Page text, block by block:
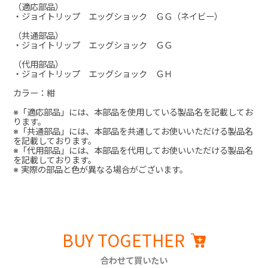
（適応部品）
・ジョイトリップ エッグショック ＧＧ（ネイビー）
（共通部品）
・ジョイトリップ エッグショック ＧＧ
（代用部品）
・ジョイトリップ エッグショック ＧＨ
カラー：紺
※「適応部品」には、本部品を使用している製品名を記載してお
ります。
※「共通部品」には、本部品を共通してお使いいただける製品名
を記載しております。
※「代用部品」には、本部品を代用してお使いいただける製品名
を記載しております。
※ 実際の部品と色が異なる場合がございます。
BUY TOGETHER
合わせて買いたい